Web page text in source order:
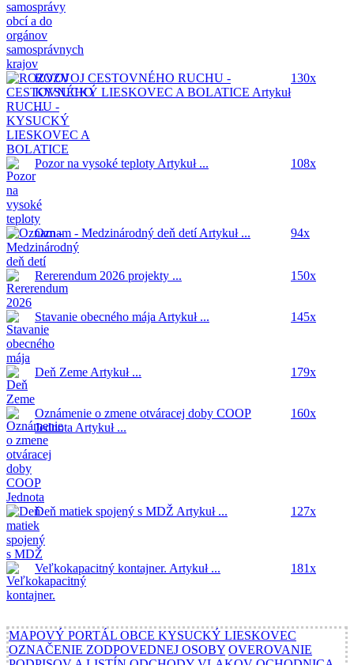
ROZVOJ CESTOVNÉHO RUCHU -
KYSUCKÝ LIESKOVEC A BOLATICE Artykuł
...
130x
Pozor na vysoké teploty Artykuł ... 108x
Oznam - Medzinárodný deň detíArtykuł ... 94x
Rererendum 2026 projekty ... 150x
Stavanie obecného mája Artykuł ... 145x
Deň Zeme Artykuł ... 179x
Oznámenie o zmene otváracej doby COOP
Jednota Artykuł ...
160x
Deň matiek spojený s MDŽ Artykuł ... 127x
Veľkokapacitný kontajner. Artykuł ... 181x
MAPOVÝ PORTÁL OBCE KYSUCKÝ LIESKOVEC
OZNAČENIE ZODPOVEDNEJ OSOBY OVEROVANIE